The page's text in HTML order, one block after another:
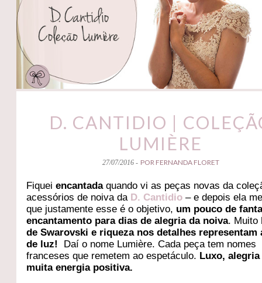
D. CANTIDIO |
LUMIÈRE
27/07/2016 - POR FERNANDA FLORET
Fiqueiencantadaquando vi as peças novas da
acessórios de noiva da D. Cantidio – e depois ela
que justamente esse é o objetivo, um pouco de
encantamento para dias de alegria da noiva. Muito
de Swarovski e riqueza nos detalhes representam
de luz!
Daí o nome Lumière. Cada peça tem nomes
franceses que remetem ao espetáculo. Luxo, alegria
muita energia positiva.